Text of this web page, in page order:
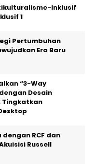
Inklusif
1
Pertumbuhan
Era Baru
“3-Way
Desain
Tingkatkan
RCF dan
Russell